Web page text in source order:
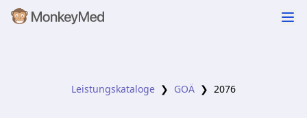
Leistungskataloge ❯ GOÄ ❯ 2076